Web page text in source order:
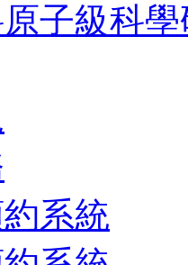
子級科
系統